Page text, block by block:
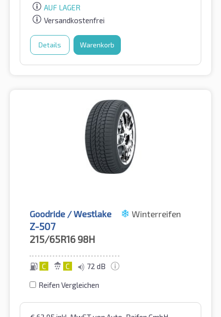
AUF LAGER
Versandkostenfrei
Details Warenkorb
Goodride / Westlake Winterreifen
Z-507
215/65R16 98H
C C 72 dB
Reifen Vergleichen